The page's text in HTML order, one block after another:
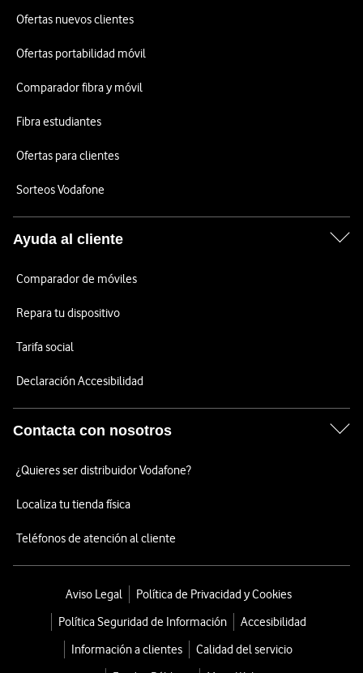
Ofertas nuevos clientes
Ofertas portabilidad móvil
Comparador fibra y móvil
Fibra estudiantes
Ofertas para clientes
Sorteos Vodafone
Ayuda al cliente
Comparador de móviles
Repara tu dispositivo
Tarifa social
Declaración Accesibilidad
Contacta con nosotros
¿Quieres ser distribuidor Vodafone?
Localiza tu tienda física
Teléfonos de atención al cliente
Aviso Legal
Política de Privacidad y Cookies
Política Seguridad de Información
Accesibilidad
Información a clientes
Calidad del servicio